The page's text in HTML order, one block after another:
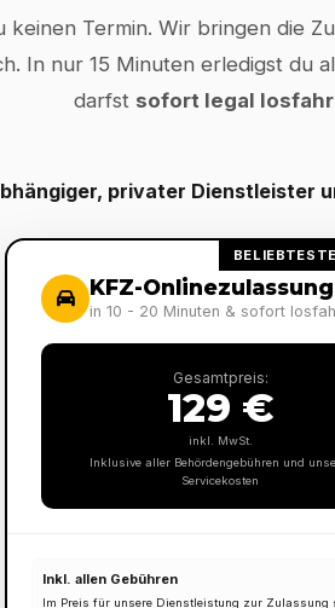
keinen Termin. Wir bringen die
In nur 15 Minuten erledigst du
darfst sofort legal
privater Dienstleister
KFZ-Onlinezulassung
in 10 - 20 Minuten & sofort
Gesamtpreis:
129 €
inkl. MwSt.
Inklusive aller Behördengebühren und
Servicekosten
Inkl. allen Gebühren
Im Preis für unsere Dienstleistung zur Zulassung